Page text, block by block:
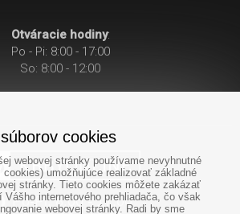
Otváracie hodiny:
Po - Pi: 8:00 - 17:00
So: 8:00 - 12:00
Po-Pi: 8:00 - 17:00
cookies
webovej stránky používame nevyhnutné
umožňujúce realizovať základné
stránky. Tieto cookies môžete zakázať
Vášho internetového prehliadača, čo však
webovej stránky. Radi by sme